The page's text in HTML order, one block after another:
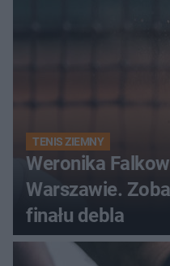
TENIS ZIEMNY
Weronika
Warszawie.
finału debla